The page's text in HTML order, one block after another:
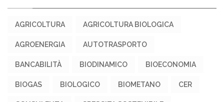
AGRICOLTURA AGRICOLTURA BIOLOGICA
AGROENERGIA AUTOTRASPORTO
BANCABILITÀ BIODINAMICO BIOECONOMIA
BIOGAS BIOLOGICO BIOMETANO CER